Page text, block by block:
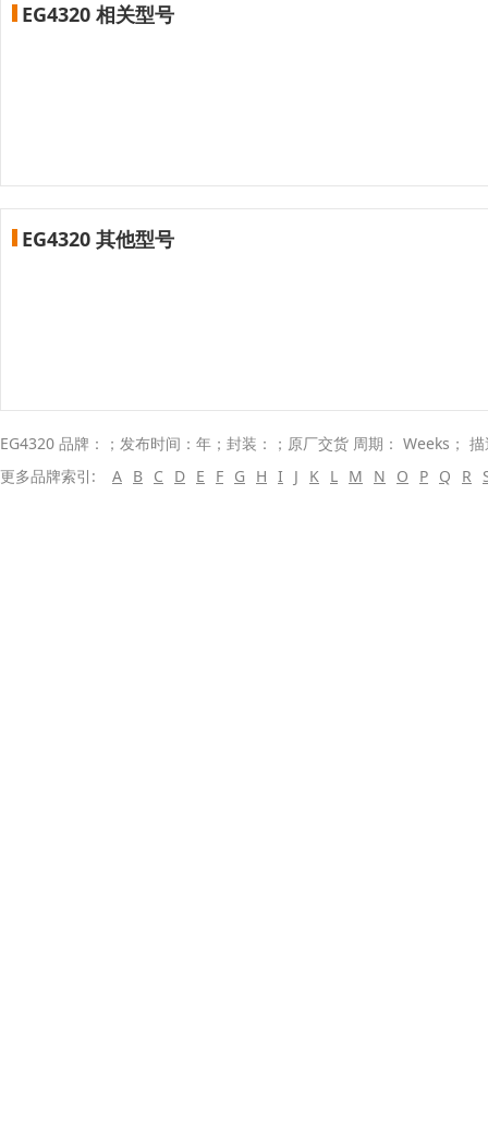
EG4320 相关型号
EG4320 其他型号
EG4320 品牌：；发布时间：年；封装：；原厂交货 周期： Weeks；
更多品牌索引:
A B C D E F G H I J K L M N O P Q R